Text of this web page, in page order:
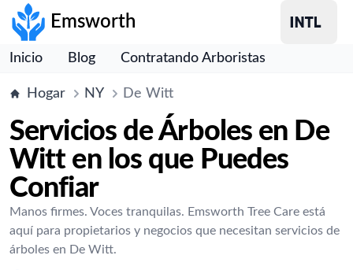
Emsworth
Inicio Blog Contratando Arboristas
Hogar NY De Witt
Servicios de Árboles en De
Witt en los que Puedes
Confiar
Manos firmes. Voces tranquilas. Emsworth Tree Care está
aquí para propietarios y negocios que necesitan servicios de
árboles en De Witt.